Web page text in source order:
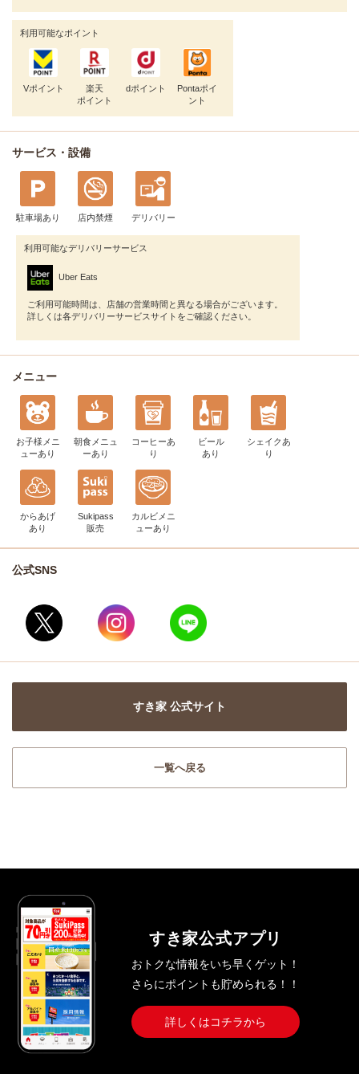
利用可能なポイント
Vポイント
楽天
ポイント
dポイント
Pontaポイ
ント
サービス・設備
駐車場あり 店内禁煙 デリバリー
利用可能なデリバリーサービス
Uber Eats
ご利用可能時間は、店舗の営業時間と異なる場合がございます。
詳しくは各デリバリーサービスサイトをご確認ください。
メニュー
お子様メニ
ューあり
朝食メニュ
ーあり
コーヒーあ
り
ビール
あり
シェイク あ
り
からあげ
あり
Sukipass
販売
カルビメニ
ューあり
公式SNS
すき家 公式サイト
一覧へ戻る
すき家公式アプリ
おトクな情報をいち早くゲット！
さらにポイントも貯められる！！
詳しくはコチラから